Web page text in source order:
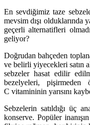
En sevdiğimiz taze
mevsim dışı olduklarında
geçerli alternatifleri
geliyor?
Doğrudan bahçeden
ve belirli yiyecekleri satın
sebzeler hasat edilir
bezelyeleri,
C vitamininin yarısını
Sebzelerin satıldığı üç
konserve. Popüler